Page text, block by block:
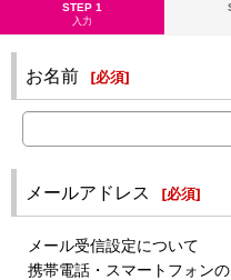
STEP 1
入力
お名前 [必須]
メールアドレス [必須]
メール受信設定について
携帯電話・スマートフォン